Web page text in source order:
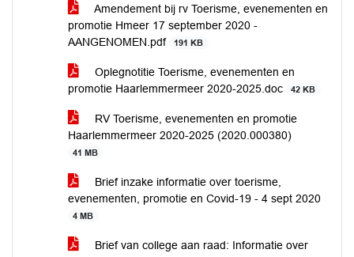
Amendement bij rv Toerisme, evenementen en
promotie Hmeer 17 september 2020 -
AANGENOMEN.pdf
191 KB
Oplegnotitie Toerisme, evenementen en
promotie Haarlemmermeer 2020-2025.doc
42 KB
RV Toerisme, evenementen en promotie
Haarlemmermeer 2020-2025 (2020.000380)
41 MB
Brief inzake informatie over toerisme,
evenementen, promotie en Covid-19 - 4 sept 2020
4 MB
Brief van college aan raad: Informatie over